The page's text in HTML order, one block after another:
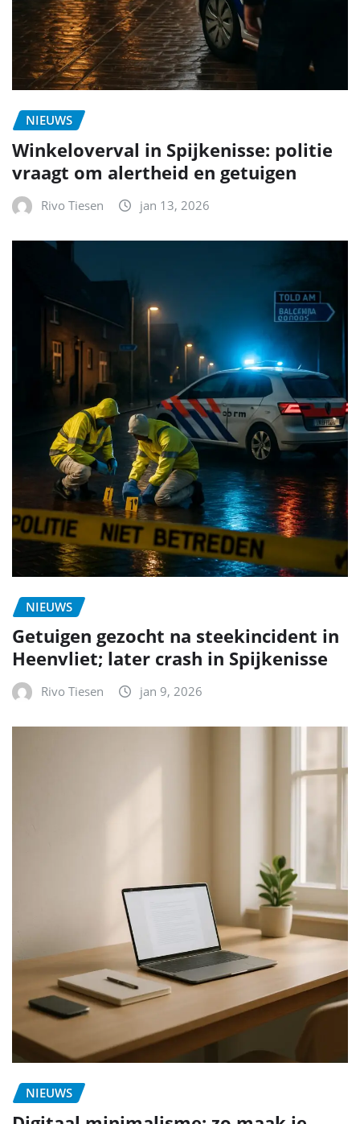
NIEUWS
Winkeloverval in Spijkenisse: politie
vraagt om alertheid en getuigen
Rivo Tiesen jan 13, 2026
NIEUWS
Getuigen gezocht na steekincident in
Heenvliet; later crash in Spijkenisse
Rivo Tiesen jan 9, 2026
NIEUWS